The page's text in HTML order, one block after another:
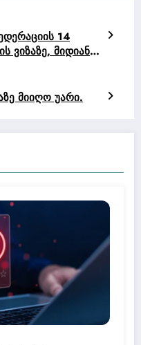
14
ვიზაზე, მიდიან
მიიღო უარი.